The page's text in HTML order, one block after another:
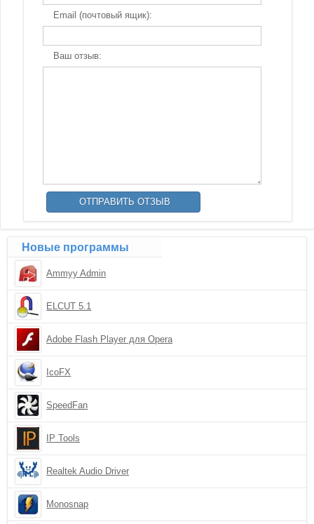
Email (почтовый ящик):
Ваш отзыв:
Новые программы
Ammyy Admin
ELCUT 5.1
Adobe Flash Player для Opera
IcoFX
SpeedFan
IP Tools
Realtek Audio Driver
Monosnap